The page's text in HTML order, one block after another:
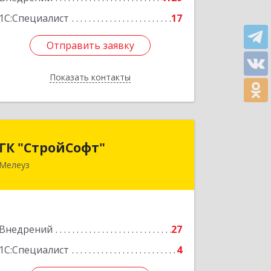
1С:Специалист
17
Отправить заявку
Показать контакты
Подробнее
Отправить заявку
Назад
ГК "СтройСофт"
Мелеуз
Внедрений
27
1С:Специалист
4
ГК "СтройСофт"
453852, Башкортостан Респ, Мелеуз г,